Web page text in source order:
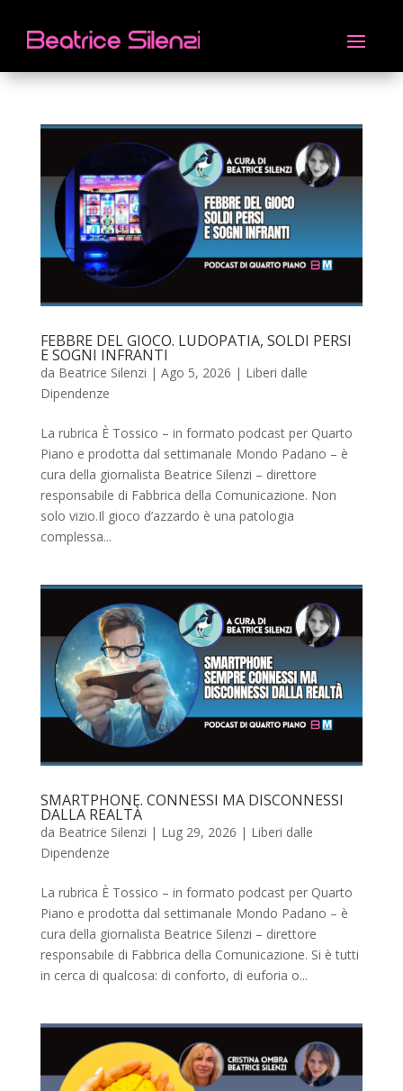
FEBBRE DEL GIOCO. LUDOPATIA, SOLDI PERSI
E SOGNI INFRANTI
da Beatrice Silenzi | Ago 5, 2026 | Liberi dalle
Dipendenze
La rubrica È Tossico – in formato podcast per Quarto
Piano e prodotta dal settimanale Mondo Padano – è
cura della giornalista Beatrice Silenzi – direttore
responsabile di Fabbrica della Comunicazione. Non
solo vizio.Il gioco d’azzardo è una patologia
complessa...
SMARTPHONE. CONNESSI MA DISCONNESSI
DALLA REALTÀ
da Beatrice Silenzi | Lug 29, 2026 | Liberi dalle
Dipendenze
La rubrica È Tossico – in formato podcast per Quarto
Piano e prodotta dal settimanale Mondo Padano – è
cura della giornalista Beatrice Silenzi – direttore
responsabile di Fabbrica della Comunicazione. Si è tutti
in cerca di qualcosa: di conforto, di euforia o...